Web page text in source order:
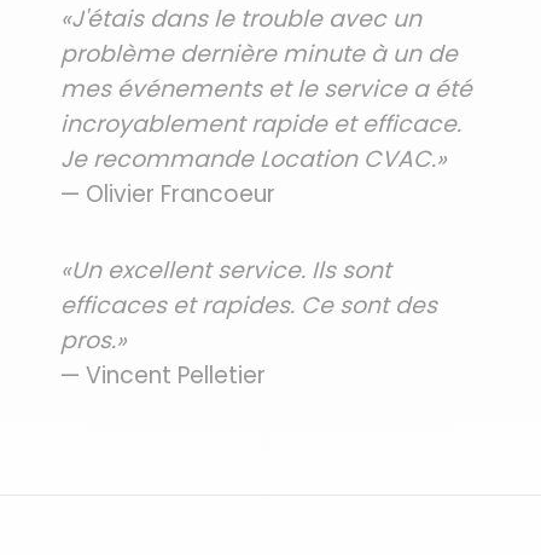
«J'étais dans le trouble avec un
problème dernière minute à un de
mes événements et le service a été
incroyablement rapide et efficace.
Je recommande Location CVAC.»
— Olivier Francoeur
«Un excellent service. Ils sont
efficaces et rapides. Ce sont des
pros.»
— Vincent Pelletier